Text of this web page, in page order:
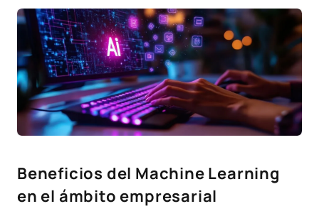
Beneficios del Machine Learning
en el ámbito empresarial